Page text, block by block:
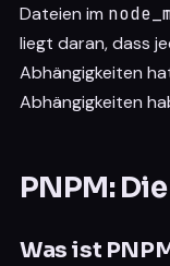
Dateien im
liegt daran, dass
Abhängigkeiten
Abhängigkeiten
PNPM:
Was ist